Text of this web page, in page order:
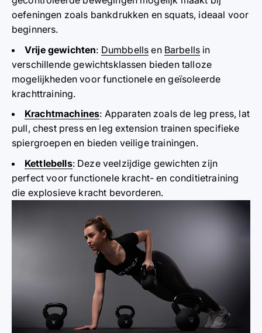
oefeningen zoals bankdrukken en squats, ideaal voor
beginners.
Vrije gewichten: Dumbbells en Barbells in
verschillende gewichtsklassen bieden talloze
mogelijkheden voor functionele en geïsoleerde
krachttraining.
Krachtmachines: Apparaten zoals de leg press, lat
pull, chest press en leg extension trainen specifieke
spiergroepen en bieden veilige trainingen.
Kettlebells: Deze veelzijdige gewichten zijn
perfect voor functionele kracht- en conditietraining
die explosieve kracht bevorderen.